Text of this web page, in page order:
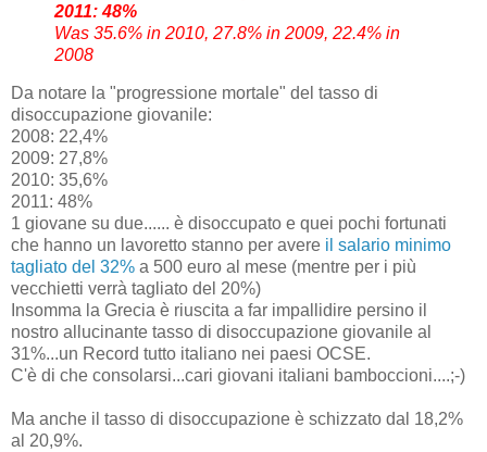
2011: 48%
Was 35.6% in 2010, 27.8% in 2009, 22.4% in
2008
Da notare la "progressione mortale" del tasso di
disoccupazione giovanile:
2008: 22,4%
2009: 27,8%
2010: 35,6%
2011: 48%
1 giovane su due...... è disoccupato e quei pochi fortunati
che hanno un lavoretto stanno per avere il salario minimo
tagliato del 32% a 500 euro al mese (mentre per i più
vecchietti verrà tagliato del 20%)
Insomma la Grecia è riuscita a far impallidire persino il
nostro allucinante tasso di disoccupazione giovanile al
31%...un Record tutto italiano nei paesi OCSE.
C'è di che consolarsi...cari giovani italiani bamboccioni....;-)
Ma anche il tasso di disoccupazione è schizzato dal 18,2%
al 20,9%.